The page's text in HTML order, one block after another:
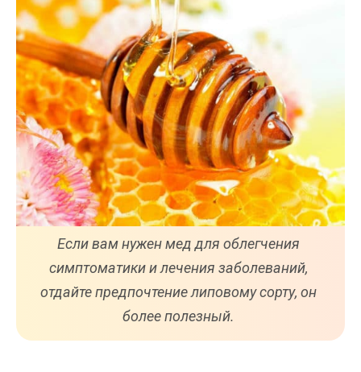
Если вам нужен мед для облегчения
симптоматики и лечения заболеваний,
отдайте предпочтение липовому сорту, он
более полезный.